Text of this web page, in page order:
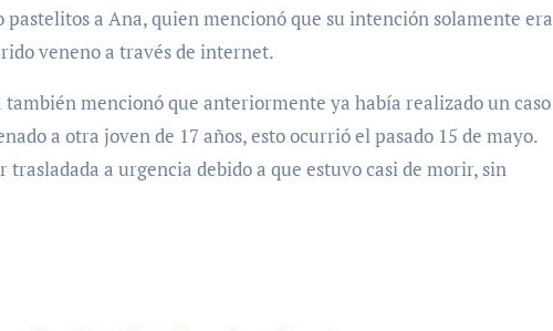
pastelitos a Ana, quien mencionó que su intención solamente era
veneno a través de internet.
mencionó que anteriormente ya había realizado un caso
a otra joven de 17 años, esto ocurrió el pasado 15 de mayo.
trasladada a urgencia debido a que estuvo casi de morir, sin